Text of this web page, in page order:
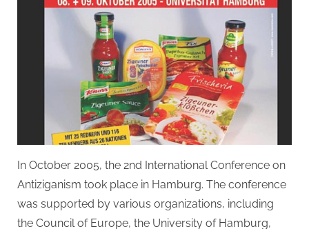
In October 2005, the 2nd International Conference on
Antiziganism took place in Hamburg. The conference
was supported by various organizations, including
the Council of Europe, the University of Hamburg,